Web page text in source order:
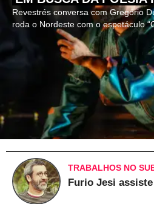
Revestrés conversa com Gregório
roda o Nordeste com o espetáculo
TRABALHOS NO
Furio Jesi